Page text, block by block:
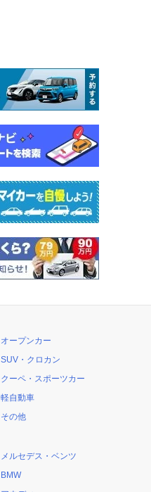
オープンカー
SUV・クロカン
クーペ・スポーツカー
軽自動車
その他
メルセデス・ベンツ
BMW